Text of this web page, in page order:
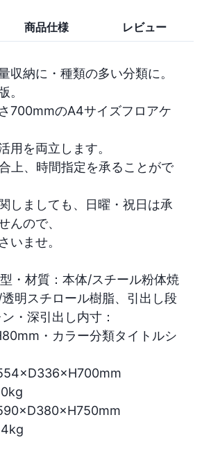
商品仕様 レビュー
収納に・種類の多い分類に。
。
700mmのA4サイズフロアケ
用を両立します。
上、時間指定を承ることがで
しましても、日曜・祝日は承
んので、
いませ。
・材質：本体/スチール粉体焼
明スチロール樹脂、引出し段
・深引出し内寸：
・カラー分類タイトルシ